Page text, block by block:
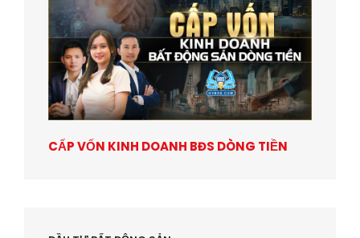
CẤP VỐN KINH DOANH BĐS DÒNG TIỀN